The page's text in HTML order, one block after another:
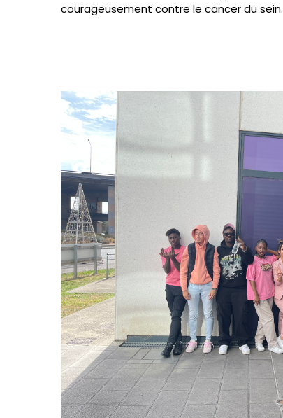
courageusement contre le cancer du sein.